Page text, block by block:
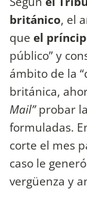
británico, el
que el
público” y
ámbito de la
británica,
Mail”probar
formuladas.
corte el mes
caso le
vergüenza y